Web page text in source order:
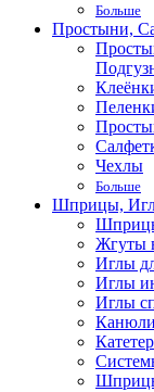
Больше
Простыни,
Чехлы
Больше
Шприцы,
Жгуты
Иглы
Иглы
Иглы
Канюли